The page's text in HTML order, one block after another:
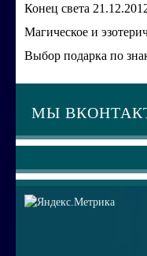
Конец света
Магическое и
Выбор подарка по
МЫ